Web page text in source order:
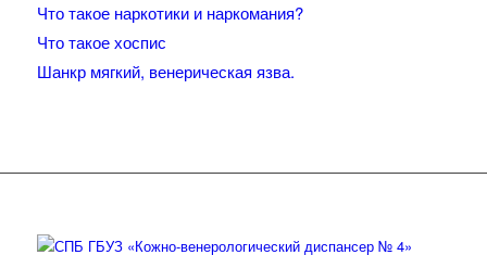
Что такое наркотики и наркомания?
Что такое хоспис
Шанкр мягкий, венерическая язва.